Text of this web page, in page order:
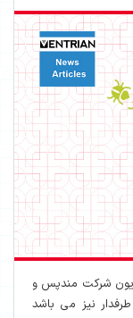
شرکت مندپس و
نیز می باشد